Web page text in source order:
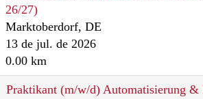
26/27)
Marktoberdorf, DE
13 de jul. de 2026
0.00 km
Praktikant (m/w/d) Automatisierung &